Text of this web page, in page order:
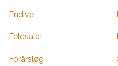
Endive
Feldsalat
Forårsløg